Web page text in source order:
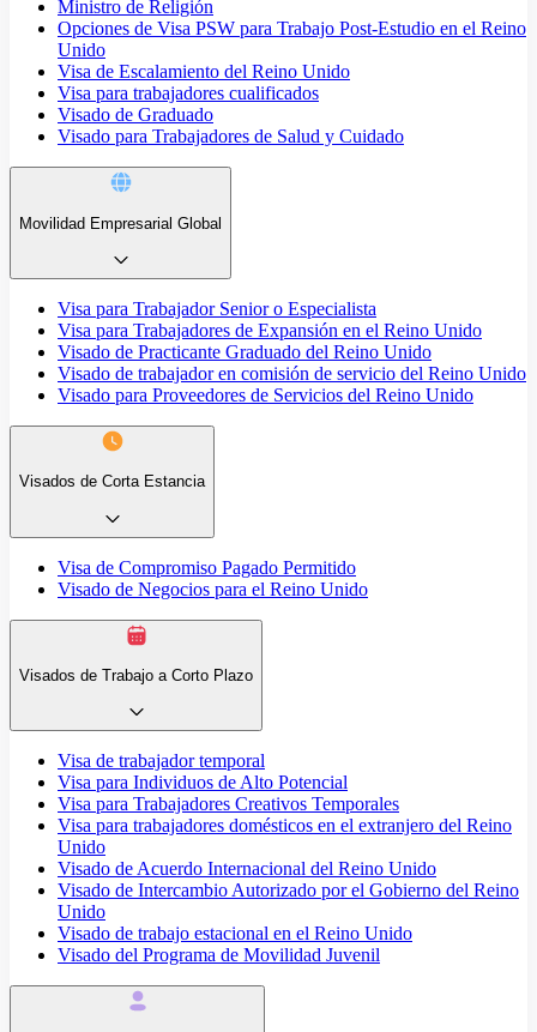
Ministro de Religión
Opciones de Visa PSW para Trabajo Post-Estudio en el Reino
Unido
Visa de Escalamiento del Reino Unido
Visa para trabajadores cualificados
Visado de Graduado
Visado para Trabajadores de Salud y Cuidado
Movilidad Empresarial Global
Visa para Trabajador Senior o Especialista
Visa para Trabajadores de Expansión en el Reino Unido
Visado de Practicante Graduado del Reino Unido
Visado de trabajador en comisión de servicio del Reino Unido
Visado para Proveedores de Servicios del Reino Unido
Visados de Corta Estancia
Visa de Compromiso Pagado Permitido
Visado de Negocios para el Reino Unido
Visados de Trabajo a Corto Plazo
Visa de trabajador temporal
Visa para Individuos de Alto Potencial
Visa para Trabajadores Creativos Temporales
Visa para trabajadores domésticos en el extranjero del Reino
Unido
Visado de Acuerdo Internacional del Reino Unido
Visado de Intercambio Autorizado por el Gobierno del Reino
Unido
Visado de trabajo estacional en el Reino Unido
Visado del Programa de Movilidad Juvenil